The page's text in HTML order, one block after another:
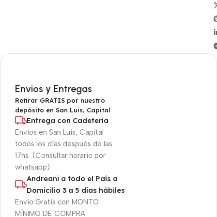
Envios y Entregas
Retirar GRATIS por nuestro
depósito en San Luis, Capital
Entrega con Cadetería
Envíos en San Luis, Capital
todos los días después de las
17hs (Consultar horario por
whatsapp)
Andreani a todo el País a
Domicilio 3 a 5 días hábiles
Envío Gratis con MONTO
MÍNIMO DE COMPRA